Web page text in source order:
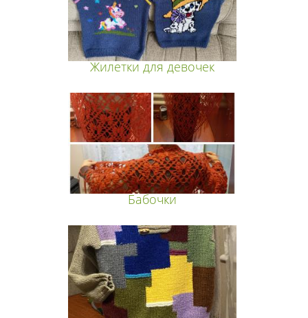
Жилетки для девочек
Бабочки